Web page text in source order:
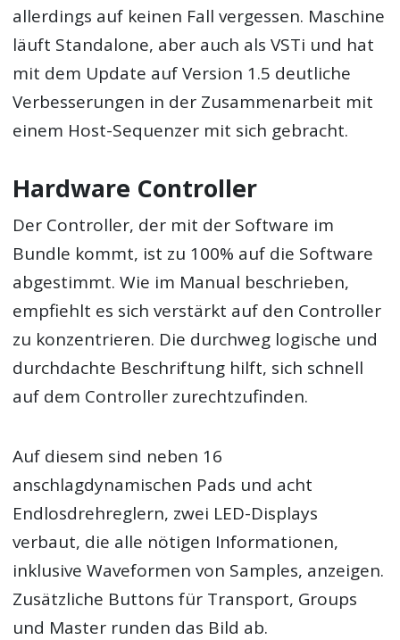
allerdings auf keinen Fall vergessen. Maschine
läuft Standalone, aber auch als VSTi und hat
mit dem Update auf Version 1.5 deutliche
Verbesserungen in der Zusammenarbeit mit
einem Host-Sequenzer mit sich gebracht.
Hardware Controller
Der Controller, der mit der Software im
Bundle kommt, ist zu 100% auf die Software
abgestimmt. Wie im Manual beschrieben,
empfiehlt es sich verstärkt auf den Controller
zu konzentrieren. Die durchweg logische und
durchdachte Beschriftung hilft, sich schnell
auf dem Controller zurechtzufinden.
Auf diesem sind neben 16
anschlagdynamischen Pads und acht
Endlosdrehreglern, zwei LED-Displays
verbaut, die alle nötigen Informationen,
inklusive Waveformen von Samples, anzeigen.
Zusätzliche Buttons für Transport, Groups
und Master runden das Bild ab.